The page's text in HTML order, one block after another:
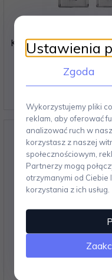
Kuchenprofi VARIO
Ustawienia
Zgoda
Wykorzystujemy pliki
reklam, aby oferować
analizować ruch w
korzystasz z naszej
społecznościowym,
Partnerzy mogą
otrzymanymi od Ciebie
korzystania z ich usług.